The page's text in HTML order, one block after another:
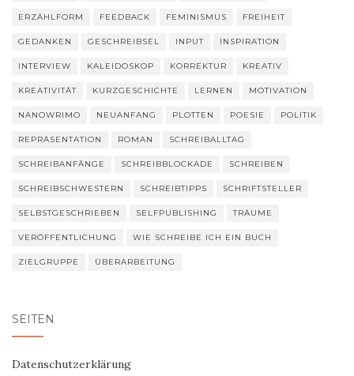
ERZÄHLFORM FEEDBACK FEMINISMUS FREIHEIT
GEDANKEN GESCHREIBSEL INPUT INSPIRATION
INTERVIEW KALEIDOSKOP KORREKTUR KREATIV
KREATIVITÄT KURZGESCHICHTE LERNEN MOTIVATION
NANOWRIMO NEUANFANG PLOTTEN POESIE POLITIK
REPRÄSENTATION ROMAN SCHREIBALLTAG
SCHREIBANFÄNGE SCHREIBBLOCKADE SCHREIBEN
SCHREIBSCHWESTERN SCHREIBTIPPS SCHRIFTSTELLER
SELBSTGESCHRIEBEN SELFPUBLISHING TRÄUME
VERÖFFENTLICHUNG WIE SCHREIBE ICH EIN BUCH
ZIELGRUPPE ÜBERARBEITUNG
SEITEN
Datenschutzerklärung